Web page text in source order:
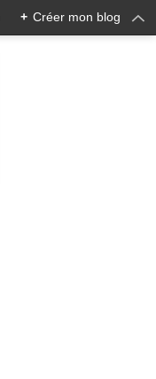
+ Créer mon blog